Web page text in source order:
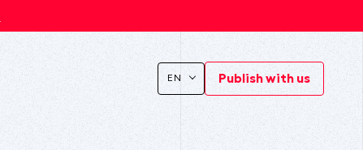
EN Publish with us